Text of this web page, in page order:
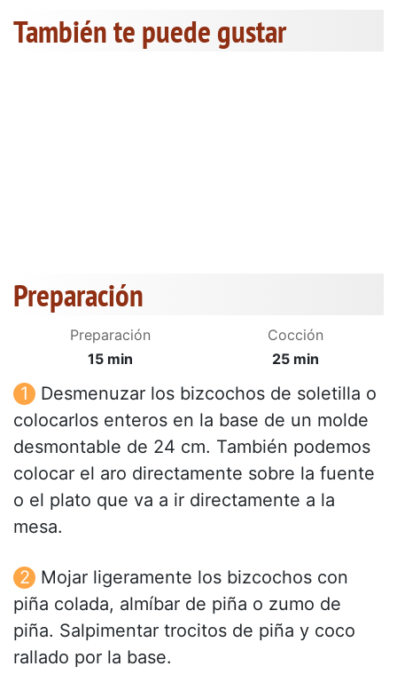
También te puede gustar
Preparación
Preparación
15 min
Cocción
25 min
Desmenuzar los bizcochos de soletilla o
colocarlos enteros en la base de un molde
desmontable de 24 cm. También podemos
colocar el aro directamente sobre la fuente
o el plato que va a ir directamente a la
mesa.
Mojar ligeramente los bizcochos con
piña colada, almíbar de piña o zumo de
piña. Salpimentar trocitos de piña y coco
rallado por la base.